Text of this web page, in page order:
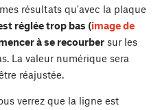
résultats qu'avec la plaque
réglée trop bas (image de
à se recourber sur les
La valeur numérique sera
réajustée.
verrez que la ligne est